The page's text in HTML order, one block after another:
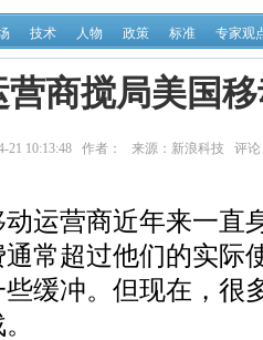
技术 人物 政策 标准 专家观
商搅局美国
21 10:13:48 作者： 来源：新浪科技 评论
营商近年来一直
通常超过他们的实际
缓冲。但现在，很